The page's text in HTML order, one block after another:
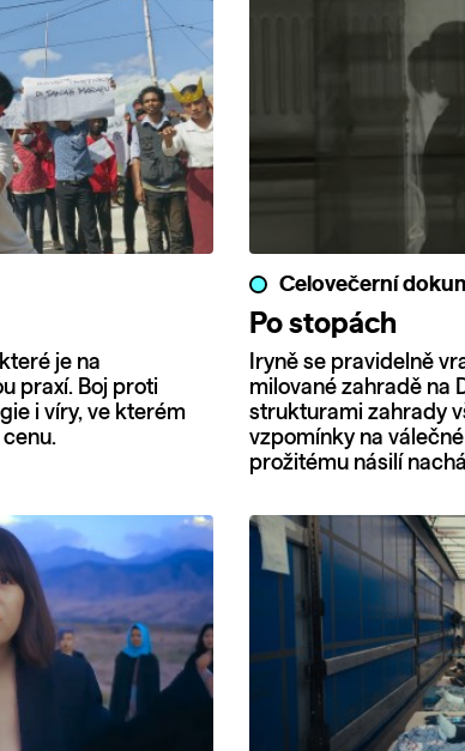
je na
praxí. Boj proti
i víry, ve kterém
Celovečerní
Po stopách
Iryně se pravidelně
milované zahradě na
strukturami zahrady
vzpomínky na
prožitému násilí